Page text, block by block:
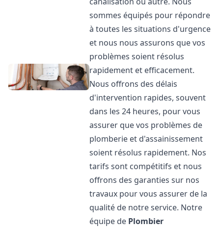
sommes équipés pour répondre
à toutes les situations d'urgence
et nous nous assurons que vos
problèmes soient résolus
rapidement et efficacement.
Nous offrons des délais
d'intervention rapides, souvent
dans les 24 heures, pour vous
assurer que vos problèmes de
plomberie et d'assainissement
soient résolus rapidement. Nos
tarifs sont compétitifs et nous
offrons des garanties sur nos
travaux pour vous assurer de la
qualité de notre service. Notre
équipe de Plombier